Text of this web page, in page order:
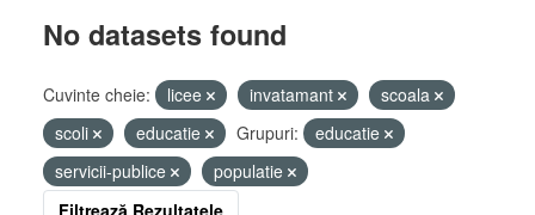
No datasets found
Cuvinte cheie: licee invatamant
scoala
scoli
educatie Grupuri:
educatie
servicii-publice
populatie
Filtrează Rezultatele